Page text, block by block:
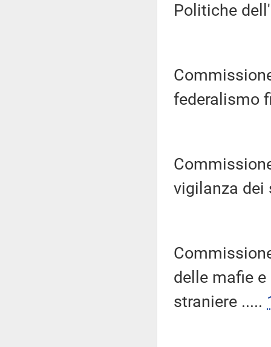
Politiche
federalismo
vigilanza dei
delle mafie
straniere .....